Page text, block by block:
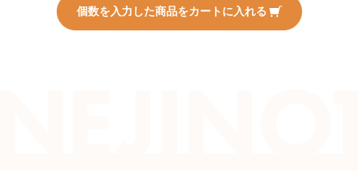
個数を入力した商品をカートに入れる